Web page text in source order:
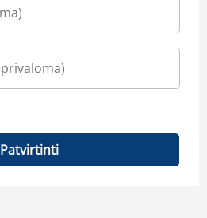
Patvirtinti